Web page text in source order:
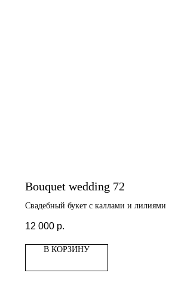
Bouquet wedding 72
Свадебный букет с каллами и лилиями
12 000 р.
В КОРЗИНУ